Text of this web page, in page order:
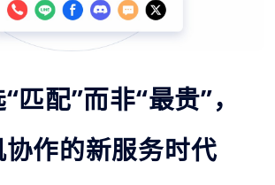
匹配”而非“最贵”，
作的新服务时代